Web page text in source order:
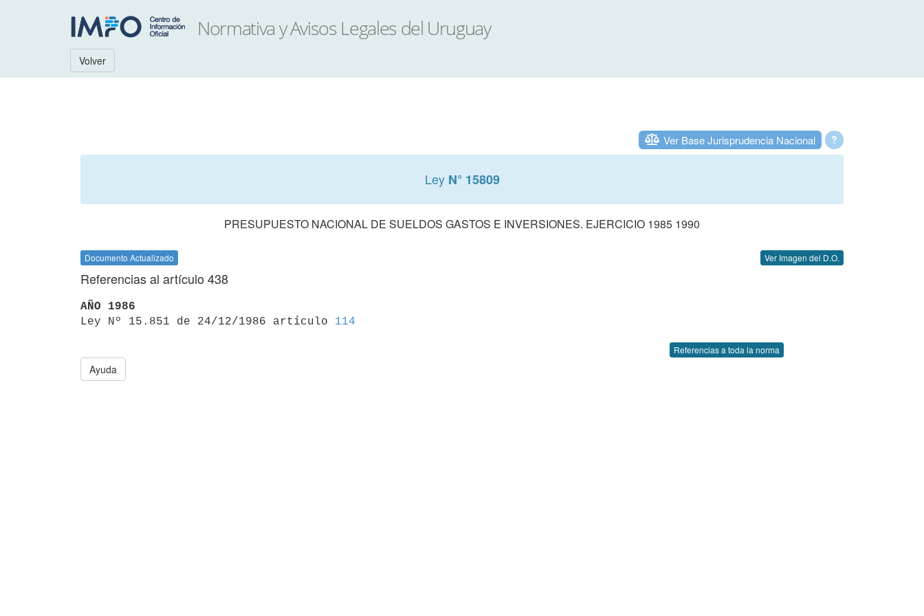
Volver
?
Ver Base Jurisprudencia Nacional
Ley N° 15809
PRESUPUESTO NACIONAL DE SUELDOS GASTOS E INVERSIONES. EJERCICIO 1985 1990
Documento Actualizado Ver Imagen del D.O.
Referencias al artículo 438
AÑO 1986
Ley Nº 15.851 de 24/12/1986 artículo 114
Referencias a toda la norma
Ayuda